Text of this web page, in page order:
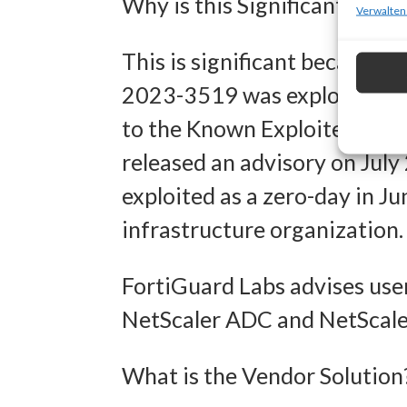
This is significant because
2023-3519 was exploited
to the Known Exploited
released an advisory on
exploited as a zero-day in
infrastructure organization.
FortiGuard Labs advises
NetScaler ADC and
What is the Vendor